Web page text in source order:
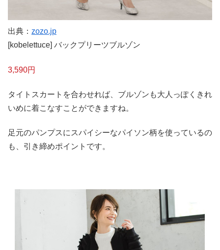
出典： zozo.jp
[kobelettuce] バックプリーツブルゾン
3,590円
タイトスカートを合わせれば、ブルゾンも大人っぽくきれ
いめに着こなすことができますね。
足元のパンプスにスパイシーなパイソン柄を使っているの
も、引き締めポイントです。